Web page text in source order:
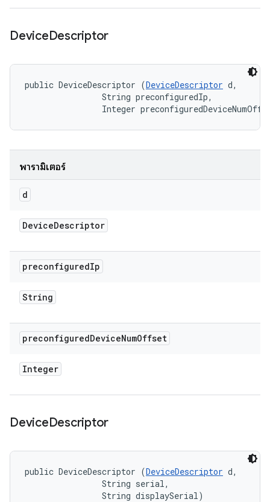
DeviceDescriptor
public DeviceDescriptor (DeviceDescriptor d,
                String preconfiguredIp,
Integer
พารามิเตอร์
d
DeviceDescriptor
preconfiguredIp
String
preconfiguredDeviceNumOffset
Integer
DeviceDescriptor
public DeviceDescriptor (DeviceDescriptor d,
                String serial,
                String displaySerial)